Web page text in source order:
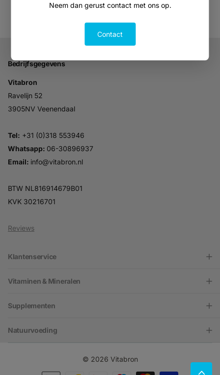
Neem dan gerust contact met ons op.
Contact
Klantenservice
Vitaminen & Mineralen
Supplementen
Natuurvoeding
Bedrijfsgegevens
Vitabron
Ravelijn 52
3905NV Veenendaal
Tel: +31 (0)318 553946
Whatsapp: 06-30896937
Email: info@vitabron.nl
BTW NL816914679B01
KVK 30216701
Reviews
© 2026 Vitabron